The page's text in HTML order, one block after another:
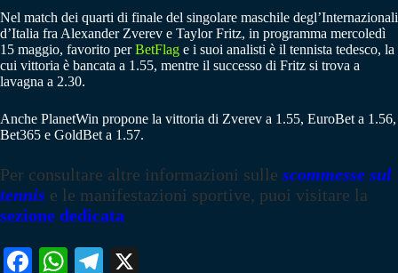
Nel match dei quarti di finale del singolare maschile degl’Internazionali
d’Italia fra Alexander Zverev e Taylor Fritz, in programma mercoledì
15 maggio, favorito perBetFlag e i suoi analisti è il tennista tedesco, la
cui vittoria è bancata a 1.55, mentre il successo di Fritz si trova a
lavagna a 2.30.
Anche PlanetWin propone la vittoria di Zverev a 1.55, EuroBet a 1.56,
Bet365 e GoldBet a 1.57.
Per consultare altre informazioni sulle scommesse sul
tennis e le manifestazioni sportive, puoi visitare la
sezione dedicata
Fa W
Te